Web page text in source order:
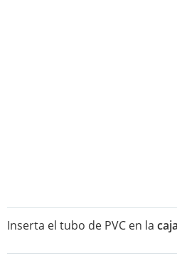
Inserta el tubo de PVC en la caja